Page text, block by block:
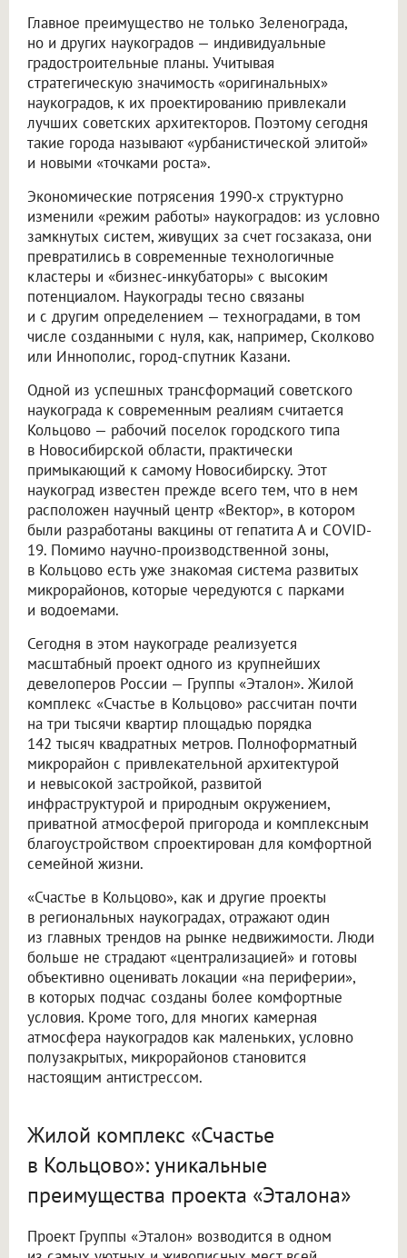
Главное преимущество не только Зеленограда,
но и других наукоградов — индивидуальные
градостроительные планы. Учитывая
стратегическую значимость «оригинальных»
наукоградов, к их проектированию привлекали
лучших советских архитекторов. Поэтому сегодня
такие города называют «урбанистической элитой»
и новыми «точками роста».
Экономические потрясения 1990-х структурно
изменили «режим работы» наукоградов: из условно
замкнутых систем, живущих за счет госзаказа, они
превратились в современные технологичные
кластеры и «бизнес-инкубаторы» с высоким
потенциалом. Наукограды тесно связаны
и с другим определением — техноградами, в том
числе созданными с нуля, как, например, Сколково
или Иннополис, город-спутник Казани.
Одной из успешных трансформаций советского
наукограда к современным реалиям считается
Кольцово — рабочий поселок городского типа
в Новосибирской области, практически
примыкающий к самому Новосибирску. Этот
наукоград известен прежде всего тем, что в нем
расположен научный центр «Вектор», в котором
были разработаны вакцины от гепатита А и COVID-
19. Помимо научно-производственной зоны,
в Кольцово есть уже знакомая система развитых
микрорайонов, которые чередуются с парками
и водоемами.
Сегодня в этом наукограде реализуется
масштабный проект одного из крупнейших
девелоперов России — Группы «Эталон». Жилой
комплекс «Счастье в Кольцово» рассчитан почти
на три тысячи квартир площадью порядка
142 тысяч квадратных метров. Полноформатный
микрорайон с привлекательной архитектурой
и невысокой застройкой, развитой
инфраструктурой и природным окружением,
приватной атмосферой пригорода и комплексным
благоустройством спроектирован для комфортной
семейной жизни.
«Счастье в Кольцово», как и другие проекты
в региональных наукоградах, отражают один
из главных трендов на рынке недвижимости. Люди
больше не страдают «централизацией» и готовы
объективно оценивать локации «на периферии»,
в которых подчас созданы более комфортные
условия. Кроме того, для многих камерная
атмосфера наукоградов как маленьких, условно
полузакрытых, микрорайонов становится
настоящим антистрессом.
Жилой комплекс «Счастье
в Кольцово»: уникальные
преимущества проекта «Эталона»
Проект Группы «Эталон» возводится в одном